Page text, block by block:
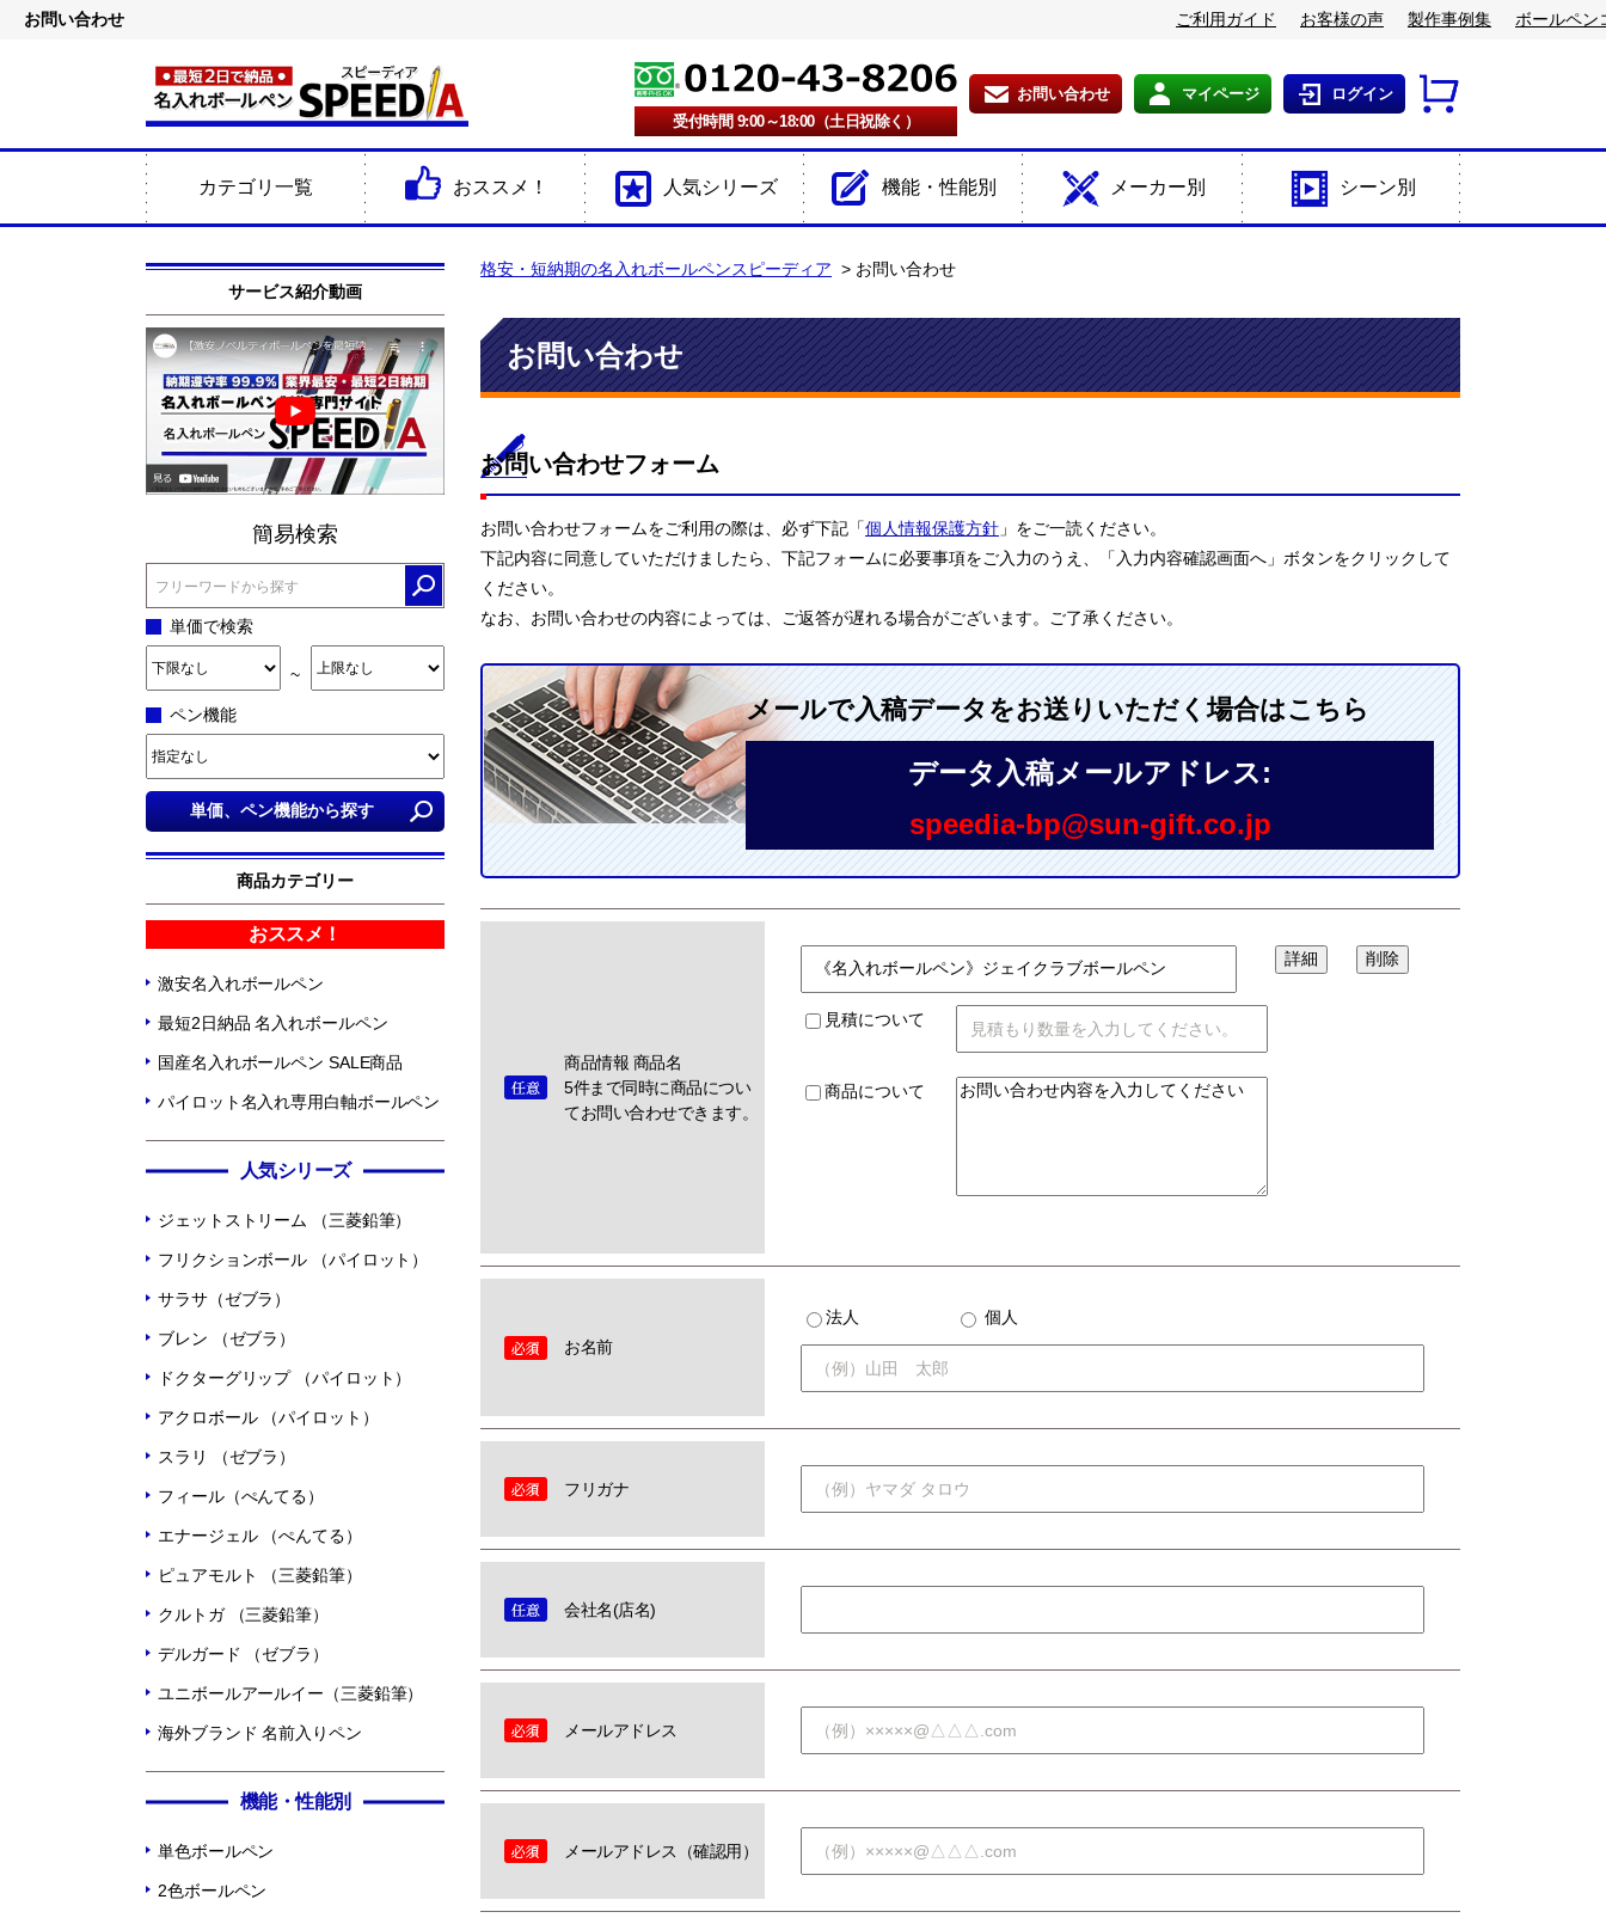
お問い合わせ ご利用ガイド お客様の声 製作事例集 ボールペン
受付時間 9:00～18:00（土日祝除く）
お問い合わせ マイページ ログイン
カテゴリ一覧 おススメ！ 人気シリーズ 機能・性能別 メーカー別 シーン別
サービス紹介動画
簡易検索
単価で検索
~
ペン機能
商品カテゴリー
おススメ！
激安名入れボールペン
最短2日納品 名入れボールペン
国産名入れボールペン SALE商品
パイロット名入れ専用白軸ボールペン
人気シリーズ
ジェットストリーム （三菱鉛筆）
フリクションボール （パイロット）
サラサ（ゼブラ）
ブレン （ゼブラ）
ドクターグリップ （パイロット）
アクロボール （パイロット）
スラリ （ゼブラ）
フィール（ぺんてる）
エナージェル （ぺんてる）
ピュアモルト （三菱鉛筆）
クルトガ （三菱鉛筆）
デルガード （ゼブラ）
ユニボールアールイー（三菱鉛筆）
海外ブランド 名前入りペン
機能・性能別
単色ボールペン
2色ボールペン
格安・短納期の名入れボールペンスピーディア お問い合わせ
お問い合わせ
お問い合わせフォーム
お問い合わせフォームをご利用の際は、必ず下記「個人情報保護方針 」をご一読ください。
下記内容に同意していただけましたら、下記フォームに必要事項をご入力のうえ、「入力内容確認画面へ」ボタンをクリックして
ください。
なお、お問い合わせの内容によっては、ご返答が遅れる場合がございます。ご了承ください。
メールで入稿データをお送りいただく場合はこちら
データ入稿メールアドレス:
speedia-bp@sun-gift.co.jp
商品情報 商品名
5件まで同時に商品につい
てお問い合わせできます。
見積について
商品について
お名前
法人 個人
フリガナ
会社名(店名)
メールアドレス
メールアドレス（確認用）